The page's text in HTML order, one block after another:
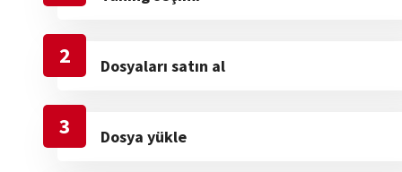
2 Dosyaları satın al
3 Dosya yükle